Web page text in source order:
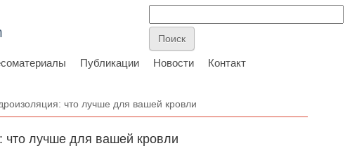
Публикации Новости Контакт
что лучше для вашей кровли
что лучше для вашей кровли